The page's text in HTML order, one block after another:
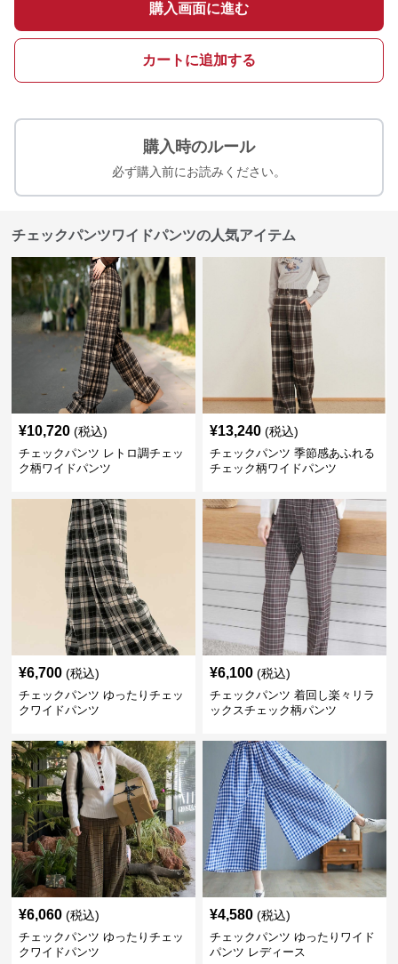
購入画面に進む
カートに追加する
購入時のルール
必ず購入前にお読みください。
チェックパンツワイドパンツの人気アイテム
¥10,720 (税込)
チェックパンツ レトロ調チェッ
ク柄ワイドパンツ
¥13,240 (税込)
チェックパンツ 季節感あふれる
チェック柄ワイドパンツ
¥6,700 (税込)
チェックパンツ ゆったりチェッ
クワイドパンツ
¥6,100 (税込)
チェックパンツ 着回し楽々リラ
ックスチェック柄パンツ
¥6,060 (税込)
チェックパンツ ゆったりチェッ
クワイドパンツ
¥4,580 (税込)
チェックパンツ ゆったりワイド
パンツ レディース